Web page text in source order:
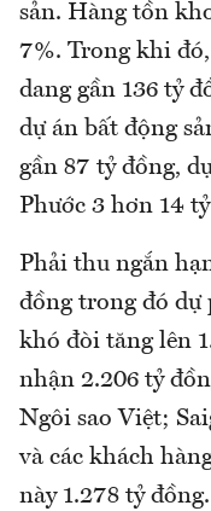
sản. Hàng tồn
7%. Trong khi
dang gần 136 tỷ
dự án bất động
gần 87 tỷ đồng,
Phước 3 hơn 14
Phải thu ngắn
đồng trong đó dự
khó đòi tăng lên
nhận 2.206 tỷ
Ngôi sao Việt;
và các khách
này 1.278 tỷ đồng.